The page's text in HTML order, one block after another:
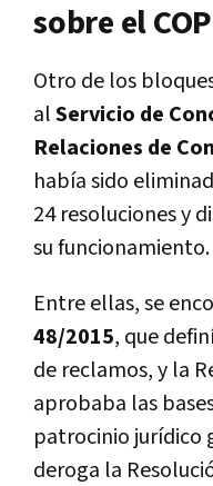
sobre el
Otro de los
alServicio de
Relaciones de
había sido
24 resoluciones y
su funcionamiento.
Entre ellas, se
48/2015, que
de reclamos, y la
aprobaba las
patrocinio jurídico
deroga la